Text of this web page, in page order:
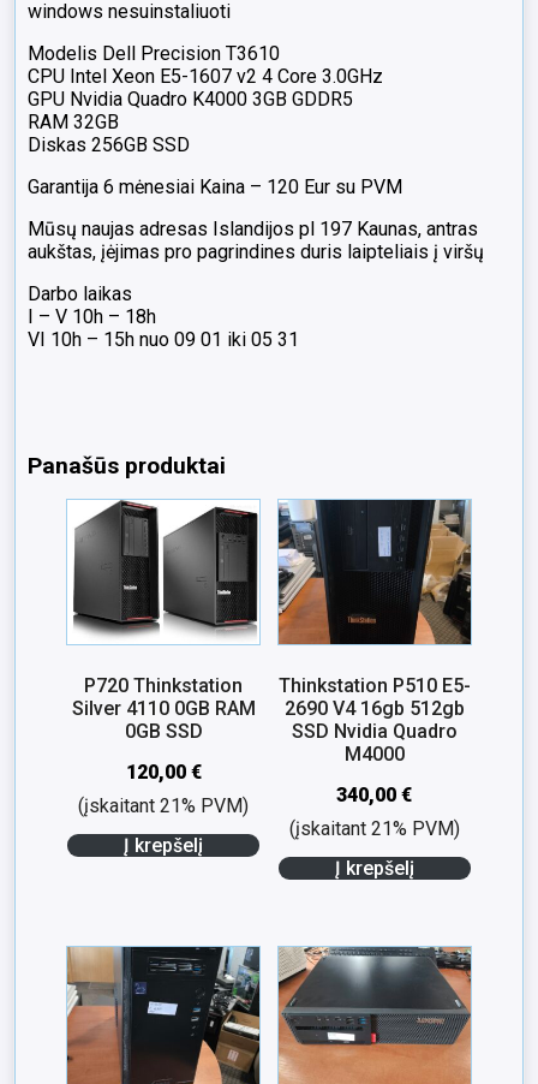
Quadro
3GB
GDDR5
windows nesuinstaliuoti
Modelis Dell Precision T3610
CPU Intel Xeon E5-1607 v2 4 Core 3.0GHz
GPU Nvidia Quadro K4000 3GB GDDR5
RAM 32GB
Diskas 256GB SSD
Garantija 6 mėnesiai Kaina – 120 Eur su PVM
Mūsų naujas adresas Islandijos pl 197 Kaunas, antras
aukštas, įėjimas pro pagrindines duris laipteliais į viršų
Darbo laikas
I – V 10h – 18h
VI 10h – 15h nuo 09 01 iki 05 31
Panašūs produktai
P720 Thinkstation
Silver 4110 0GB RAM
0GB SSD
120,00 €
(įskaitant 21% PVM)
Į krepšelį
Thinkstation P510 E5-
2690 V4 16gb 512gb
SSD Nvidia Quadro
M4000
340,00€
(įskaitant 21% PVM)
Į krepšelį